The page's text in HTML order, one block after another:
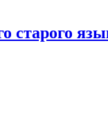
старого